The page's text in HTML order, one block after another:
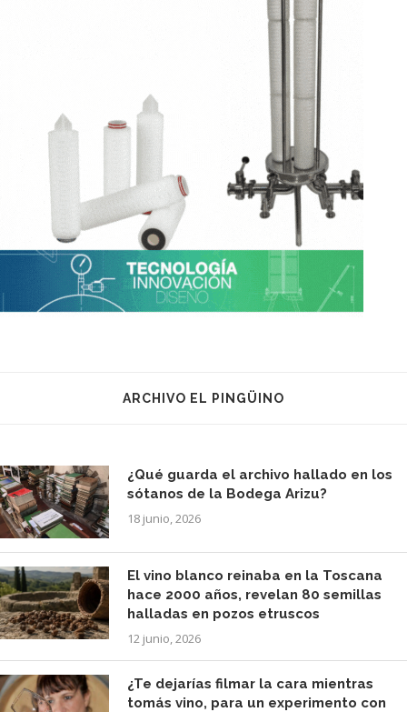
ARCHIVO EL PINGÜINO
¿Qué guarda el archivo hallado en los
sótanos de la Bodega Arizu?
18 junio, 2026
El vino blanco reinaba en la Toscana
hace 2000 años, revelan 80 semillas
halladas en pozos etruscos
12 junio, 2026
¿Te dejarías filmar la cara mientras
tomás vino, para un experimento con